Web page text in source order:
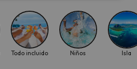
Todo incluido Niños Isla